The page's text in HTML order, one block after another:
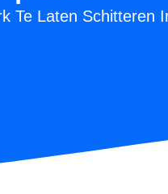
Te Laten Schitteren